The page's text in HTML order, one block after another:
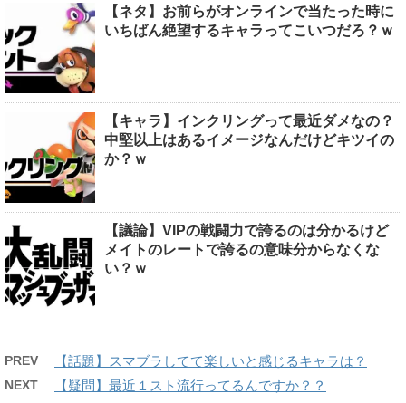
【ネタ】お前らがオンラインで当たった時に
いちばん絶望するキャラってこいつだろ？ｗ
【キャラ】インクリングって最近ダメなの？
中堅以上はあるイメージなんだけどキツイの
か？ｗ
【議論】VIPの戦闘力で誇るのは分かるけど
メイトのレートで誇るの意味分からなくな
い？ｗ
PREV 【話題】スマブラしてて楽しいと感じるキャラは？
NEXT 【疑問】最近１スト流行ってるんですか？？